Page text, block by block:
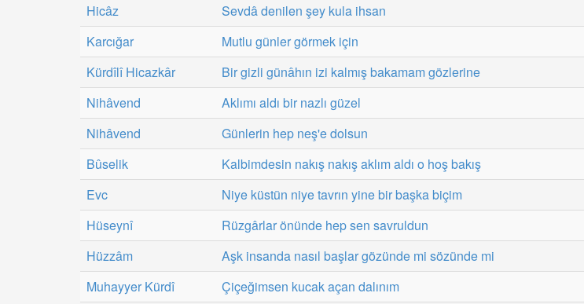
Hicâz
Sevdâ denilen şey kula ihsan
Karcığar
Mutlu günler görmek için
Kürdîlî Hicazkâr
Bir gizli günâhın izi kalmış bakamam gözlerine
Nihâvend
Aklımı aldı bir nazlı güzel
Nihâvend
Günlerin hep neş'e dolsun
Bûselik
Kalbimdesin nakış nakış aklım aldı o hoş bakış
Evc
Niye küstün niye tavrın yine bir başka biçim
Hüseynî
Rüzgârlar önünde hep sen savruldun
Hüzzâm
Aşk insanda nasıl başlar gözünde mi sözünde mi
Muhayyer Kürdî
Çiçeğimsen kucak açan dalınım